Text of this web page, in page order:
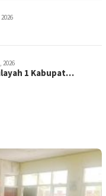
2026
1 Kabupat…